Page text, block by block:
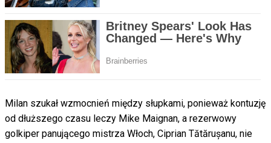
Milan szukał wzmocnień między słupkami, ponieważ kontuzję
od dłuższego czasu leczy Mike Maignan, a rezerwowy
golkiper panującego mistrza Włoch, Ciprian Tătărușanu, nie